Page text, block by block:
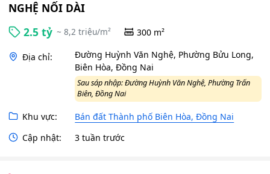
NGHỆ NỐI DÀI
2.5 tỷ ~ 8,2 triệu/m² 300 m²
Địa chỉ:
Đường Huỳnh Văn Nghệ, Phường Bửu Long,
Biên Hòa, Đồng Nai
Sau sáp nhập: Đường Huỳnh Văn Nghệ, Phường Trấn
Biên, Đồng Nai
Khu vực:
Bán đất Thành phố Biên Hòa, Đồng Nai
Cập nhật:
3 tuần trước